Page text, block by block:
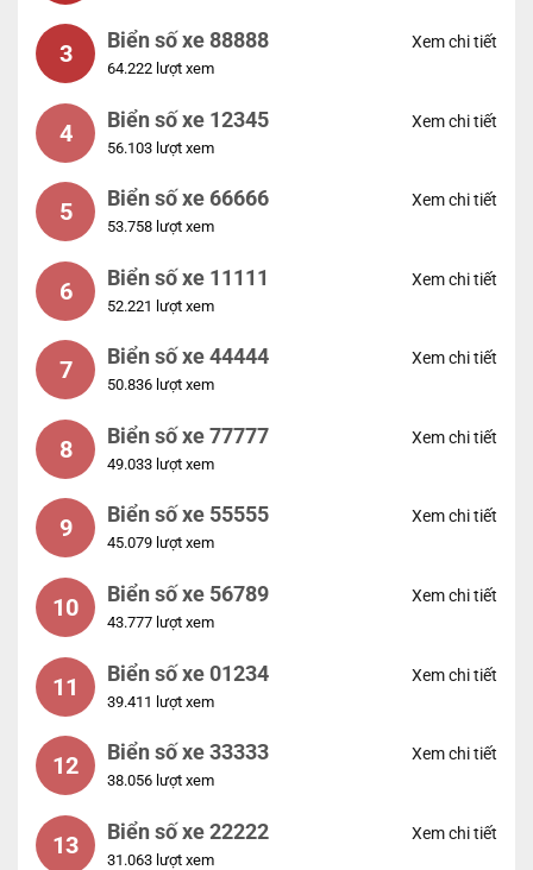
3 Biển số xe 88888
64.222 lượt xem
Xem chi tiết
4 Biển số xe 12345
56.103 lượt xem
Xem chi tiết
5 Biển số xe 66666
53.758 lượt xem
Xem chi tiết
6 Biển số xe 11111
52.221 lượt xem
Xem chi tiết
7 Biển số xe 44444
50.836 lượt xem
Xem chi tiết
8 Biển số xe 77777
49.033 lượt xem
Xem chi tiết
9 Biển số xe 55555
45.079 lượt xem
Xem chi tiết
10 Biển số xe 56789
43.777 lượt xem
Xem chi tiết
11 Biển số xe 01234
39.411 lượt xem
Xem chi tiết
12 Biển số xe 33333
38.056 lượt xem
Xem chi tiết
13 Biển số xe 22222
31.063 lượt xem
Xem chi tiết